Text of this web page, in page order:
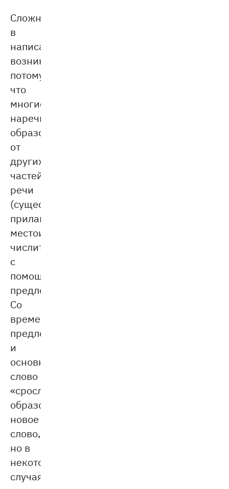
Сложности
в
написании
возникают
потому,
что
многие
наречия
образовались
от
других
частей
речи
(существительных,
прилагательных,
местоимений,
числительных)
с
помощью
предлогов.
Со
временем
предлог
и
основное
слово
«срослись»,
образовав
новое
слово,
но в
некоторых
случаях